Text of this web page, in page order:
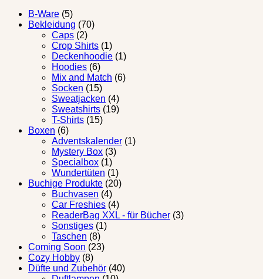
B-Ware (5)
Bekleidung (70)
Caps (2)
Crop Shirts (1)
Deckenhoodie (1)
Hoodies (6)
Mix and Match (6)
Socken (15)
Sweatjacken (4)
Sweatshirts (19)
T-Shirts (15)
Boxen (6)
Adventskalender (1)
Mystery Box (3)
Specialbox (1)
Wundertüten (1)
Buchige Produkte (20)
Buchvasen (4)
Car Freshies (4)
ReaderBag XXL - für Bücher (3)
Sonstiges (1)
Taschen (8)
Coming Soon (23)
Cozy Hobby (8)
Düfte und Zubehör (40)